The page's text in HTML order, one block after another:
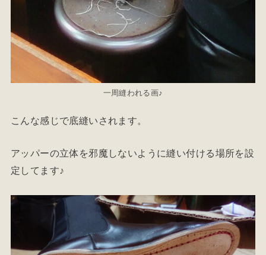
一周縫われる画♪
こんな感じで底縫いされます。
アッパーの立体を邪魔しないように縫い付ける場所を設
定してます♪